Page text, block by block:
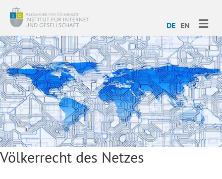
DE EN
Völkerrecht des Netzes